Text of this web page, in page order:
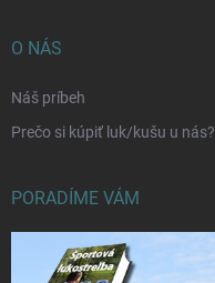
O NÁS
Náš príbeh
Prečo si kúpiť luk/kušu u nás?
PORADÍME VÁM